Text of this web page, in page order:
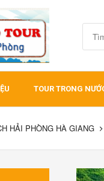
TOUR TRONG
HẢI PHÒNG HÀ GIANG